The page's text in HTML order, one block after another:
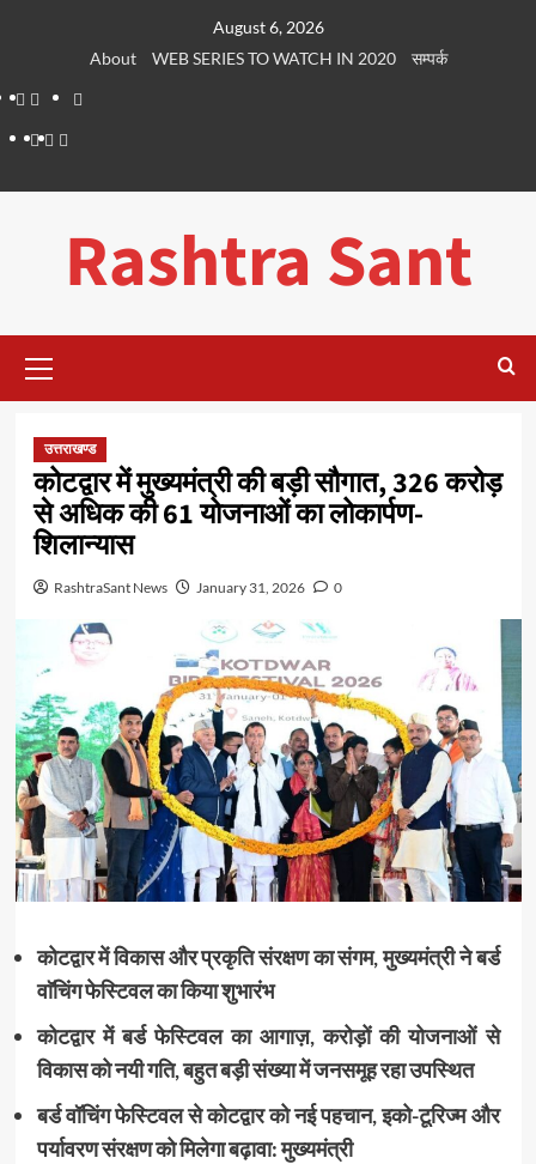
August 6, 2026
About
WEB SERIES TO WATCH IN 2020
सम्पर्क
About
WEB
SERIES
Dehradun
LifePlaces
सम्पर्क
Rashtra Sant
Menu
उत्तराखण्ड
कोटद्वार में मुख्यमंत्री की बड़ी सौगात, 326 करोड़
से अधिक की 61 योजनाओं का लोकार्पण-
शिलान्यास
RashtraSant News January 31, 2026 0
कोटद्वार में विकास और प्रकृति संरक्षण का संगम, मुख्यमंत्री ने बर्ड
वाॅचिंग फेस्टिवल का किया शुभारंभ
कोटद्वार में बर्ड फेस्टिवल का आगाज़, करोड़ों की योजनाओं से
विकास को नयी गति, बहुत बड़ी संख्या में जनसमूह रहा उपस्थित
बर्ड वॉचिंग फेस्टिवल से कोटद्वार को नई पहचान, इको-टूरिज्म और
पर्यावरण संरक्षण को मिलेगा बढ़ावा: मुख्यमंत्री